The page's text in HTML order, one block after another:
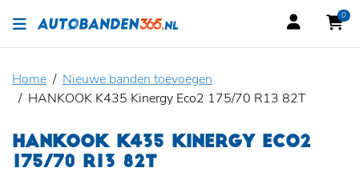
0
Home
Nieuwe banden toevoegen
HANKOOK K435 Kinergy Eco2 175/70 R13 82T
HANKOOK K435 KINERGY ECO2
175/70 R13 82T